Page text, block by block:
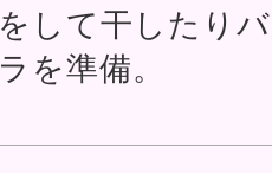
をして干したり
ラを準備。